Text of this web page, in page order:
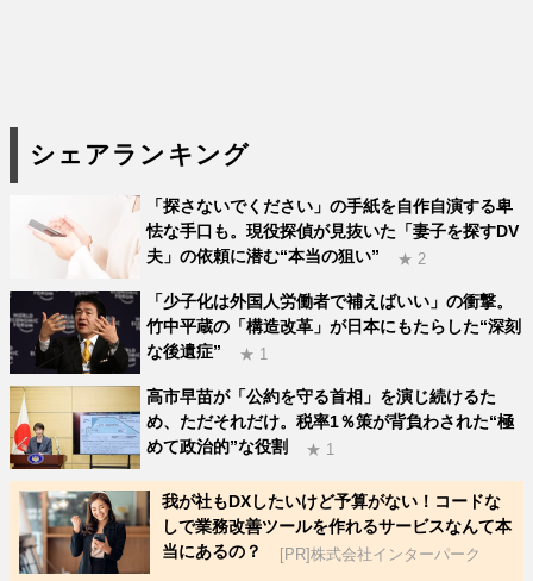
シェアランキング
「探さないでください」の手紙を自作自演する卑
怯な手口も。現役探偵が見抜いた「妻子を探すDV
夫」の依頼に潜む“本当の狙い”
★ 2
「少子化は外国人労働者で補えばいい」の衝撃。
竹中平蔵の「構造改革」が日本にもたらした“深刻
な後遺症”
★ 1
高市早苗が「公約を守る首相」を演じ続けるた
め、ただそれだけ。税率1％策が背負わされた“極
めて政治的”な役割
★ 1
我が社もDXしたいけど予算がない！コードな
しで業務改善ツールを作れるサービスなんて本
当にあるの？
[PR]株式会社インターパーク